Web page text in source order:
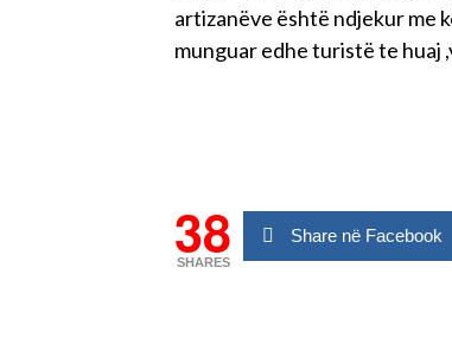
artizanëve është ndjekur me
munguar edhe turistë te
38
SHARES
Share në Facebook